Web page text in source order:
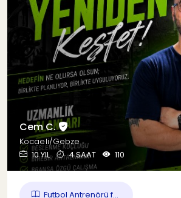
Cem C.
Kocaeli/Gebze
10 YIL
4 SAAT 110
Futbol Antrenörü f...